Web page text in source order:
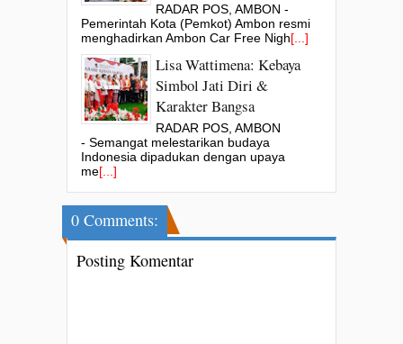
RADAR POS, AMBON -
Pemerintah Kota (Pemkot) Ambon resmi
menghadirkan Ambon Car Free Nigh[...]
Lisa Wattimena: Kebaya
Simbol Jati Diri &
Karakter Bangsa
RADAR POS, AMBON
- Semangat melestarikan budaya
Indonesia dipadukan dengan upaya
me[...]
0 Comments:
Posting Komentar